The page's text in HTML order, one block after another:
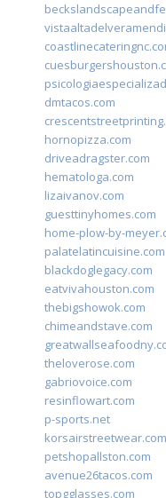
dmtacos.com
hornopizza.com
driveadragster.com
hematologa.com
lizaivanov.com
guesttinyhomes.com
home-plow-by-
palatelatincuisine.com
blackdoglegacy.com
eatvivahouston.com
thebigshowok.com
chimeandstave.com
theloverose.com
gabriovoice.com
resinflowart.com
p-sports.net
korsairstreetwear.com
petshopallston.com
avenue26tacos.com
topgglasses.com